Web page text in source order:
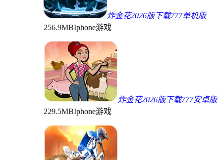
炸金花2026版下载777单机版
256.9MBIphone游戏
炸金花2026版下载777安卓版
229.5MBIphone游戏